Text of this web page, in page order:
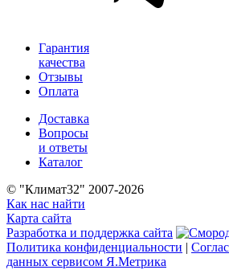
Гарантия
качества
Отзывы
Оплата
Доставка
Вопросы
и ответы
Каталог
© "Климат32" 2007-2026
Как нас найти
Карта сайта
Разработка и поддержка сайта
Политика конфиденциальности |
данных сервисом Я.Метрика